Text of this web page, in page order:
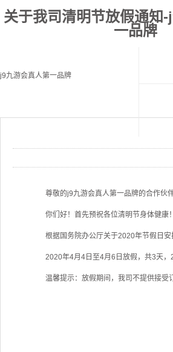
关于我司清明节放假通知
一品牌
j9九游会真人第一品牌
尊敬的j9九游会真人第一品牌的合作伙
你们好！首先预祝各位清明节身体健康！
根据国务院办公厅关于2020年节假日
2020年4月4日至4月6日放假，共3天
温馨提示：放假期间，我司不提供接受